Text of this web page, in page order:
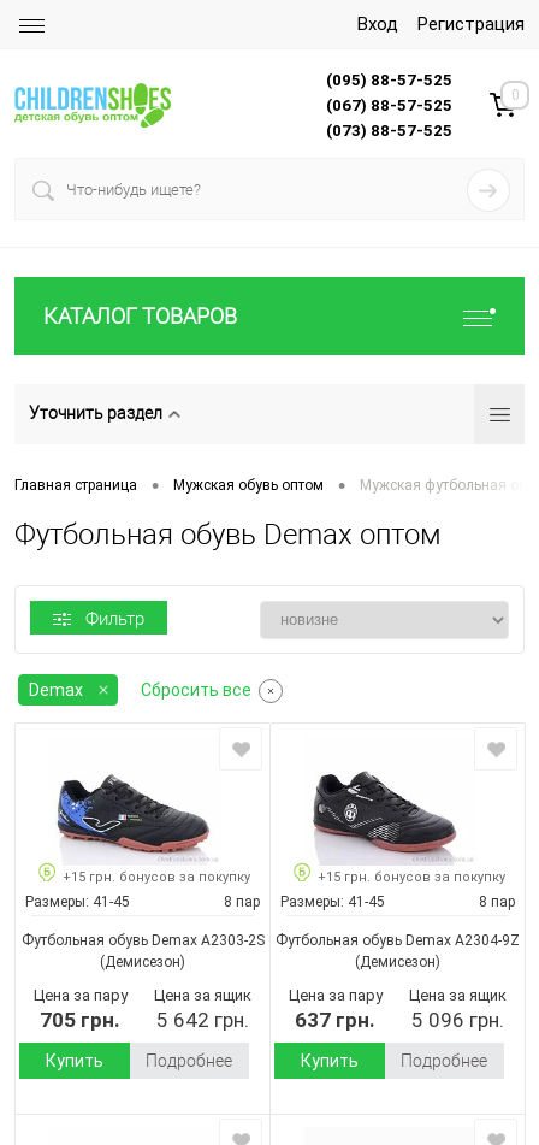
Вход Регистрация
(095) 88-57-525
(067) 88-57-525
(073) 88-57-525
0
КАТАЛОГ ТОВАРОВ
Уточнить раздел
Главная страница • Мужская обувь оптом • Мужская футбольная
Футбольная обувь Demax оптом
Фильтр
Demax Сбросить все
+15 грн. бонусов за покупку
Размеры: 41-45 8 пар
Футбольная обувь Demax A2303-2S
(Демисезон)
Цена за пару
705 грн.
Цена за ящик
5 642 грн.
Купить Подробнее
+15 грн. бонусов за покупку
Размеры: 41-45 8 пар
Футбольная обувь Demax A2304-9Z
(Демисезон)
Цена за пару
637 грн.
Цена за ящик
5 096 грн.
Купить Подробнее